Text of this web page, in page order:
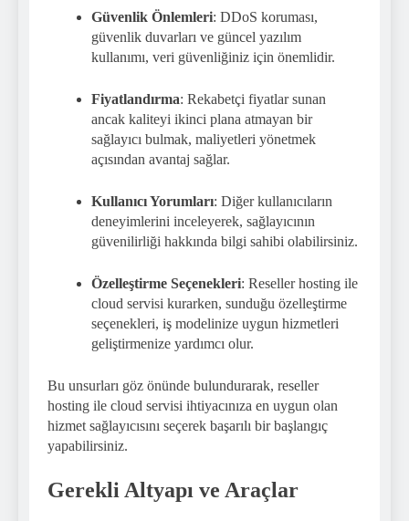
Güvenlik Önlemleri: DDoS koruması,
güvenlik duvarları ve güncel yazılım
kullanımı, veri güvenliğiniz için önemlidir.
Fiyatlandırma: Rekabetçi fiyatlar sunan
ancak kaliteyi ikinci plana atmayan bir
sağlayıcı bulmak, maliyetleri yönetmek
açısından avantaj sağlar.
Kullanıcı Yorumları: Diğer kullanıcıların
deneyimlerini inceleyerek, sağlayıcının
güvenilirliği hakkında bilgi sahibi olabilirsiniz.
Özelleştirme Seçenekleri: Reseller hosting ile
cloud servisi kurarken, sunduğu özelleştirme
seçenekleri, iş modelinize uygun hizmetleri
geliştirmenize yardımcı olur.
Bu unsurları göz önünde bulundurarak, reseller
hosting ile cloud servisi ihtiyacınıza en uygun olan
hizmet sağlayıcısını seçerek başarılı bir başlangıç
yapabilirsiniz.
Gerekli Altyapı ve Araçlar